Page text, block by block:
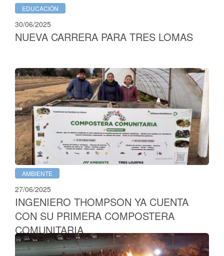
EDUCACIÓN
30/06/2025
NUEVA CARRERA PARA TRES LOMAS
AMBIENTE
27/06/2025
INGENIERO THOMPSON YA CUENTA
CON SU PRIMERA COMPOSTERA
COMUNITARIA